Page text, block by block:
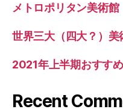
メトロポリタン美術館
世界三大（四大？）美
2021年上半期おすす
Recent